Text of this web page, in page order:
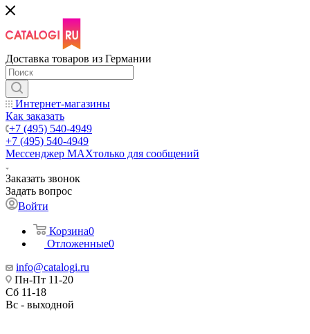
Доставка товаров из Германии
Интернет-магазины
Как заказать
+7 (495) 540-4949
+7 (495) 540-4949
Мессенджер МАХтолько для сообщений
Заказать звонок
Задать вопрос
Войти
Корзина0
Отложенные0
info@catalogi.ru
Пн-Пт 11-20
Сб 11-18
Вс - выходной